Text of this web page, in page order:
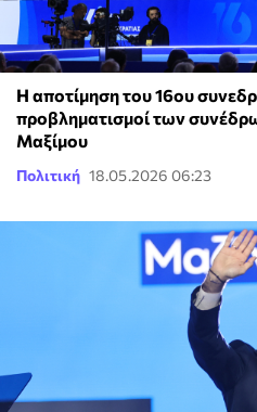
Η αποτίμηση του 16ου
προβληματισμοί των
Μαξίμου
Πολιτική 18.05.2026 06:23